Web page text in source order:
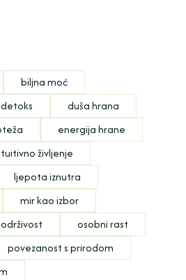
biljna moć
detoks
duša hrana
energija hrane
življenje
ljepota iznutra
mir kao izbor
održivost
osobni rast
povezanost s prirodom